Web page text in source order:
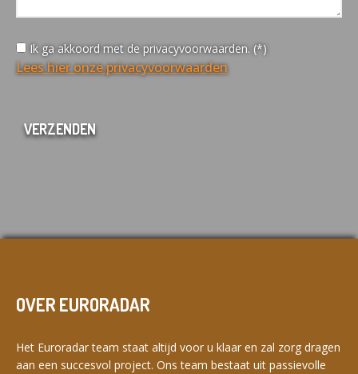
Ik ga akkoord met de privacyvoorwaarden. (*)
Lees hier onze privacyvoorwaarden
OVER EURORADAR
Het Euroradar team staat altijd voor u klaar en zal zorg dragen
aan een succesvol project. Ons team bestaat uit passievolle